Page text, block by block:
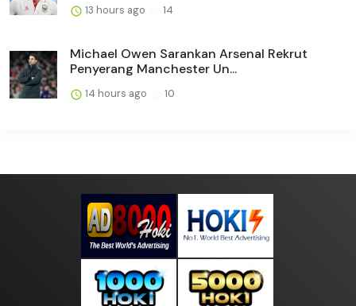
13 hours ago 14
Michael Owen Sarankan Arsenal Rekrut
Penyerang Manchester Un...
14 hours ago 10